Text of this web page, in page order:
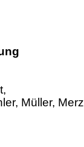
Müller,